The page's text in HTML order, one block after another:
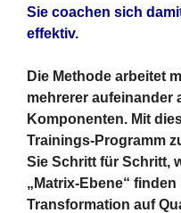
Sie coachen sich
effektiv.
Die Methode arbeitet
mehrerer aufeinander
Komponenten. Mit
Trainings-Programm
Sie Schritt für Schritt,
„Matrix-Ebene“
Transformation auf